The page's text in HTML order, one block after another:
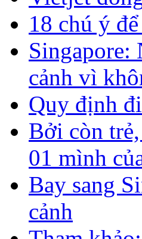
18 chú ý
Singapore:
cảnh vì
Quy định
Bởi còn
01 mình
Bay sang
cảnh